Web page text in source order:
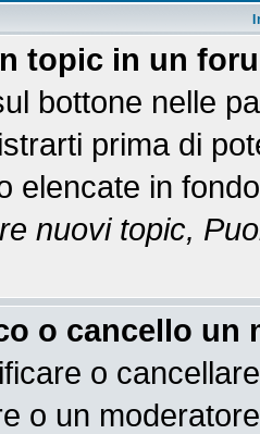
topic in un
bottone nelle
prima di
elencate in
nuovi topic,
o cancello un
o
o un